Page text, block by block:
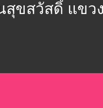
สุขสวัสดิ์ แขว